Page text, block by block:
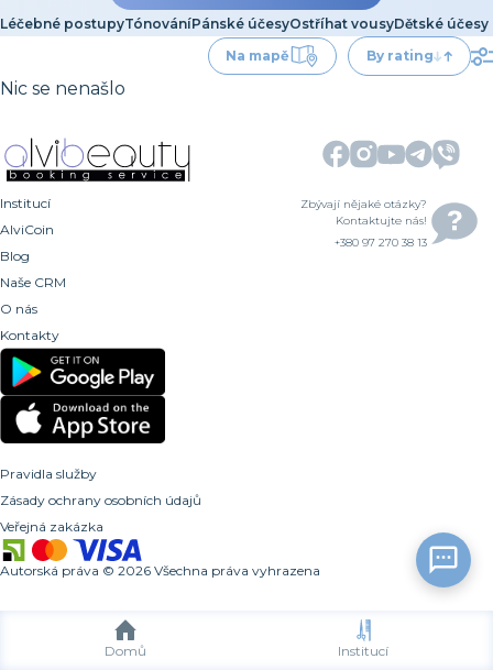
Domů Institucí
Léčebné postupyTónováníPánské účesyOstříhat vousyDětské účesy
Na mapě
By rating
Nic se nenašlo
Institucí
AlviCoin
Blog
Naše CRM
O nás
Kontakty
Zbývají nějaké otázky?
Kontaktujte nás!
+380 97 270 38 13
Pravidla služby
Zásady ochrany osobních údajů
Veřejná zakázka
Autorská práva © 2026 Všechna práva vyhrazena